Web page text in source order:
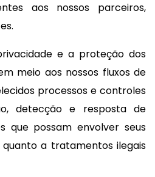
aos nossos parceiros,
e a proteção dos
meio aos nossos fluxos de
processos e controles
detecção e resposta de
que possam envolver seus
a tratamentos ilegais